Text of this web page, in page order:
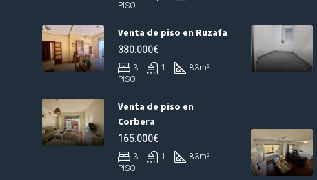
PISO
Venta de piso en Ruzafa
330.000€
3 1 83m²
PISO
Venta de piso en
Corbera
165.000€
3 1 83m²
PISO